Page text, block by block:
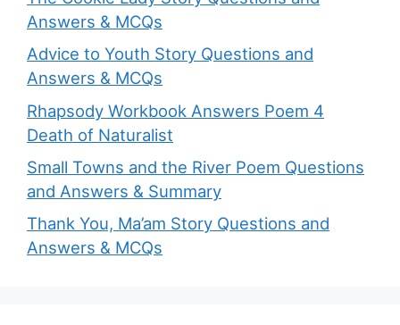
Answers & MCQs
Advice to Youth Story Questions and
Answers & MCQs
Rhapsody Workbook Answers Poem 4
Death of Naturalist
Small Towns and the River Poem Questions
and Answers & Summary
Thank You, Ma’am Story Questions and
Answers & MCQs